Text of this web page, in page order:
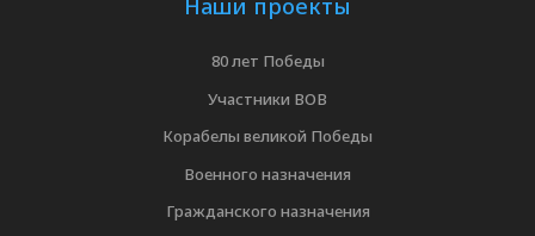
Наши проекты
80 лет Победы
Участники ВОВ
Корабелы великой Победы
Военного назначения
Гражданского назначения